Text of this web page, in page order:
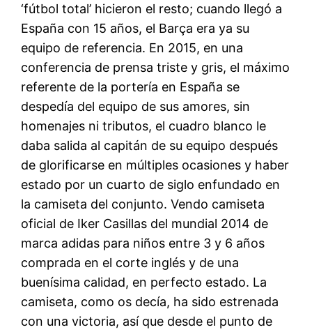
‘fútbol total’ hicieron el resto; cuando llegó a
España con 15 años, el Barça era ya su
equipo de referencia. En 2015, en una
conferencia de prensa triste y gris, el máximo
referente de la portería en España se
despedía del equipo de sus amores, sin
homenajes ni tributos, el cuadro blanco le
daba salida al capitán de su equipo después
de glorificarse en múltiples ocasiones y haber
estado por un cuarto de siglo enfundado en
la camiseta del conjunto. Vendo camiseta
oficial de Iker Casillas del mundial 2014 de
marca adidas para niños entre 3 y 6 años
comprada en el corte inglés y de una
buenísima calidad, en perfecto estado. La
camiseta, como os decía, ha sido estrenada
con una victoria, así que desde el punto de